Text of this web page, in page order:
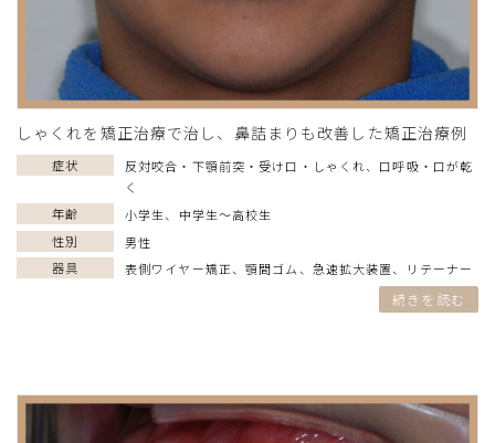
しゃくれを矯正治療で治し、鼻詰まりも改善した矯正治療例
症状 反対咬合・下顎前突・受け口・しゃくれ、 口呼吸・口が乾
く
年齢
小学生、 中学生〜高校生
性別
男性
器具
表側ワイヤー矯正、顎間ゴム 、 急速拡大装置、 リテーナー
続きを読む